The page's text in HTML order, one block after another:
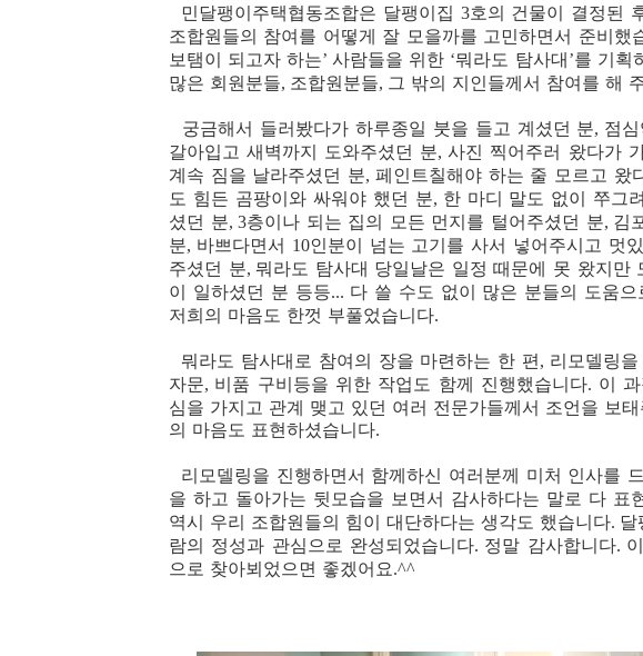
민달팽이주택협동조합은 달팽이집 3호의 건물이 결정된
조합원들의 참여를 어떻게 잘 모을까를 고민하면서 준비했
보탬이 되고자 하는’사람들을 위한 ‘뭐라도 탐사대’를 기획
많은 회원분들, 조합원분들, 그 밖의 지인들께서 참여를 해
궁금해서 들러봤다가 하루종일 붓을 들고 계셨던 분, 점
갈아입고 새벽까지 도와주셨던 분,사진 찍어주러 왔다가
계속 짐을 날라주셨던 분, 페인트칠해야 하는 줄 모르고 왔
도 힘든 곰팡이와 싸워야 했던 분, 한 마디 말도 없이 쭈그
셨던 분, 3층이나 되는 집의 모든 먼지를 털어주셨던 분, 김
분, 바쁘다면서 10인분이 넘는 고기를 사서 넣어주시고 멋
주셨던 분,뭐라도 탐사대 당일날은 일정 때문에 못 왔지
이 일하셨던 분 등등... 다 쓸 수도 없이 많은 분들의 도움
저희의 마음도 한껏 부풀었습니다.
뭐라도 탐사대로 참여의 장을 마련하는 한 편, 리모델링
자문, 비품 구비등을 위한 작업도 함께 진행했습니다. 이
심을 가지고 관계 맺고 있던 여러 전문가들께서 조언을 보
의 마음도 표현하셨습니다.
리모델링을 진행하면서 함께하신 여러분께 미처 인사를
을 하고 돌아가는 뒷모습을 보면서 감사하다는 말로 다 표
역시 우리 조합원들의 힘이 대단하다는 생각도 했습니다. 달
람의 정성과 관심으로 완성되었습니다. 정말 감사합니다.
으로 찾아뵈었으면 좋겠어요.^^